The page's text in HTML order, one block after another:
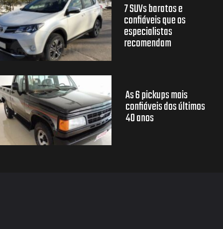
7 SUVs baratos e
confiáveis que os
especialistas
recomendam
As 6 pickups mais
confiáveis dos últimos
40 anos